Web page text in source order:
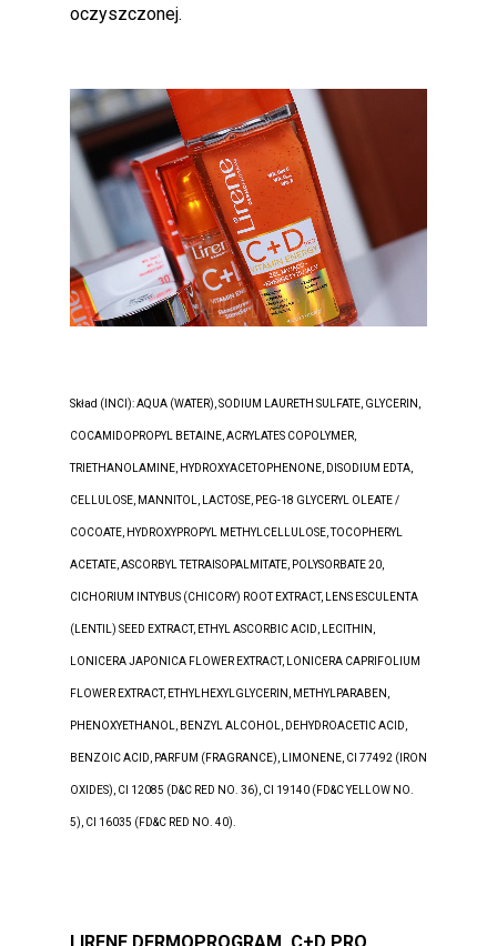
oczyszczonej.
Skład (INCI):AQUA (WATER), SODIUM LAURETH SULFATE, GLYCERIN,
COCAMIDOPROPYL BETAINE, ACRYLATES COPOLYMER,
TRIETHANOLAMINE, HYDROXYACETOPHENONE, DISODIUM EDTA,
CELLULOSE, MANNITOL, LACTOSE, PEG-18 GLYCERYL OLEATE /
COCOATE, HYDROXYPROPYL METHYLCELLULOSE, TOCOPHERYL
ACETATE, ASCORBYL TETRAISOPALMITATE, POLYSORBATE 20,
CICHORIUM INTYBUS (CHICORY) ROOT EXTRACT, LENS ESCULENTA
(LENTIL) SEED EXTRACT, ETHYL ASCORBIC ACID, LECITHIN,
LONICERA JAPONICA FLOWER EXTRACT, LONICERA CAPRIFOLIUM
FLOWER EXTRACT, ETHYLHEXYLGLYCERIN, METHYLPARABEN,
PHENOXYETHANOL, BENZYL ALCOHOL, DEHYDROACETIC ACID,
BENZOIC ACID, PARFUM (FRAGRANCE), LIMONENE, CI 77492 (IRON
OXIDES), CI 12085 (D&C RED NO. 36), CI 19140 (FD&C YELLOW NO.
5), CI 16035 (FD&C RED NO. 40).